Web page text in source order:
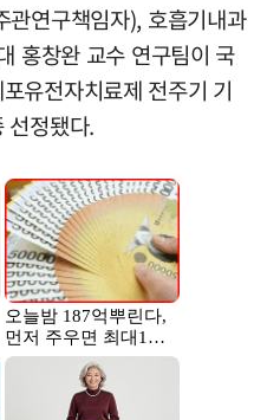
관연구책임자), 호흡기내과
홍창완 교수 연구팀이 국
유전자치료제 전주기 기
선정됐다.